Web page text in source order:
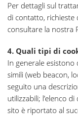
Per dettagli sul
di contatto, richieste
consultare la nostra
4. Quali tipi di
In generale esistono
simili (web beacon,
seguito una
utilizzabili; l’elenco
sito è riportato al